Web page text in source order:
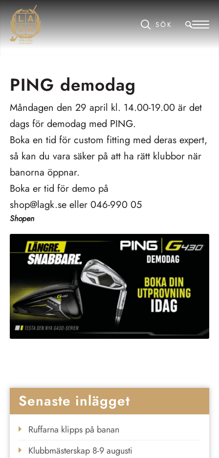
PING demodag
Måndagen den 29 april kl. 14.00-19.00 är det
dags för demodag med PING.
Boka en tid för custom fitting med deras expert,
så kan du vara säker på att ha rätt klubbor när
banorna öppnar.
Boka er tid för demo på
shop@lagk.se eller 046-990 05
Shopen
Senaste inlägget
Ruffarna klipps på banan
Klubbmästerskap 8-9 augusti